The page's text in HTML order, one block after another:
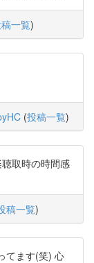
一覧)
(投稿一覧)
取時の時間感
稿一覧)
てます(笑) 心